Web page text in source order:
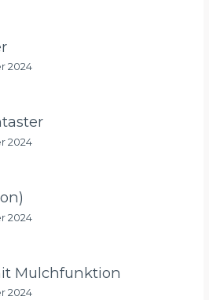
2024
2024
2024
Mulchfunktion
2024